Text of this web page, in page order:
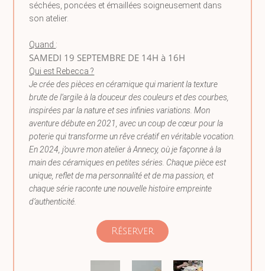
séchées, poncées et émaillées soigneusement dans
son atelier.
Quand :
SAMEDI 19 SEPTEMBRE DE 14H à 16H
Qui est Rebecca ?
Je crée des pièces en céramique qui marient la texture
brute de l’argile à la douceur des couleurs et des courbes,
inspirées par la nature et ses infinies variations. Mon
aventure débute en 2021, avec un coup de cœur pour la
poterie qui transforme un rêve créatif en véritable vocation.
En 2024, j’ouvre mon atelier à Annecy, où je façonne à la
main des céramiques en petites séries. Chaque pièce est
unique, reflet de ma personnalité et de ma passion, et
chaque série raconte une nouvelle histoire empreinte
d’authenticité.​
Réserver